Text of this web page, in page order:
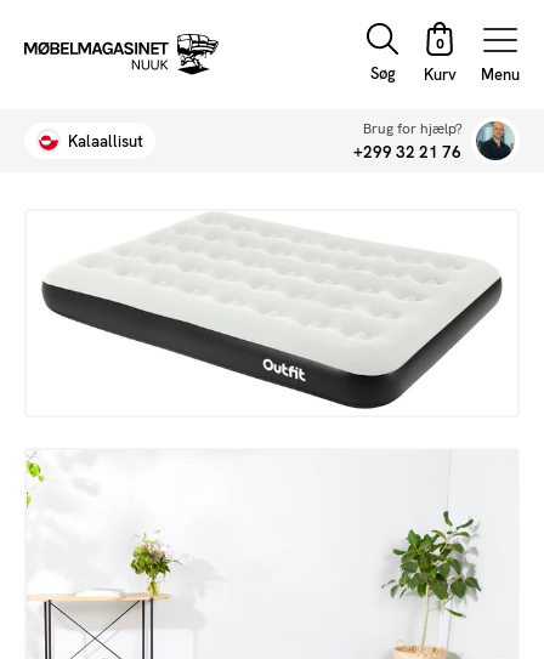
Søg Menu
Kalaallisut
Brug for hjælp?
+299 32 21 76